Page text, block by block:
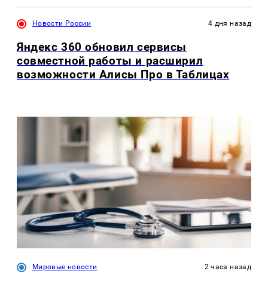
Новости России 4 дня назад
Яндекс 360 обновил сервисы
совместной работы и расширил
возможности Алисы Про в Таблицах
Мировые новости 2 часа назад